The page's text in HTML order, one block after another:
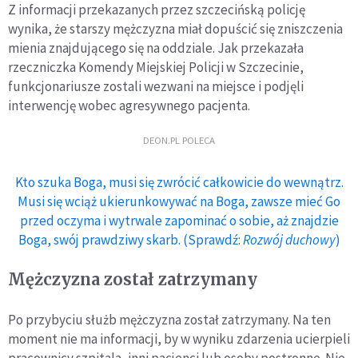
Z informacji przekazanych przez szczecińską policję
wynika, że starszy mężczyzna miał dopuścić się zniszczenia
mienia znajdującego się na oddziale. Jak przekazała
rzeczniczka Komendy Miejskiej Policji w Szczecinie,
funkcjonariusze zostali wezwani na miejsce i podjęli
interwencję wobec agresywnego pacjenta.
DEON.PL POLECA
Kto szuka Boga, musi się zwrócić całkowicie do wewnątrz.
Musi się wciąż ukierunkowywać na Boga, zawsze mieć Go
przed oczyma i wytrwale zapominać o sobie, aż znajdzie
Boga, swój prawdziwy skarb. (Sprawdź:Rozwój duchowy)
Mężczyzna został zatrzymany
Po przybyciu służb mężczyzna został zatrzymany. Na ten
moment nie ma informacji, by w wyniku zdarzenia ucierpieli